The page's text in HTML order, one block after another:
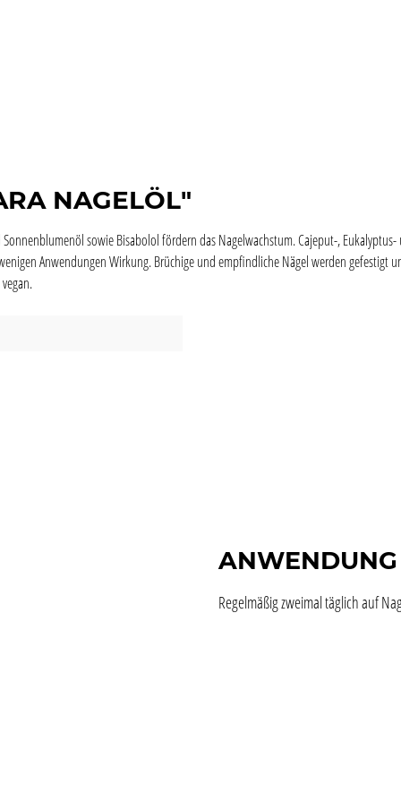
NAGELÖL"
sowie Bisabolol fördern das Nagelwachstum. Cajeput-,
Anwendungen Wirkung. Brüchige und empfindliche Nägel werden gefestigt
ANWENDUNG
Regelmäßig zweimal täglich auf